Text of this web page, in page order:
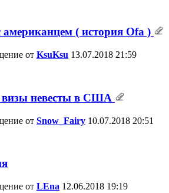
( история Ofa )
от KsuKsu 13.07.2018 21:59
невесты в США
от Snow_Fairy 10.07.2018 20:51
от LEna 12.06.2018 19:19